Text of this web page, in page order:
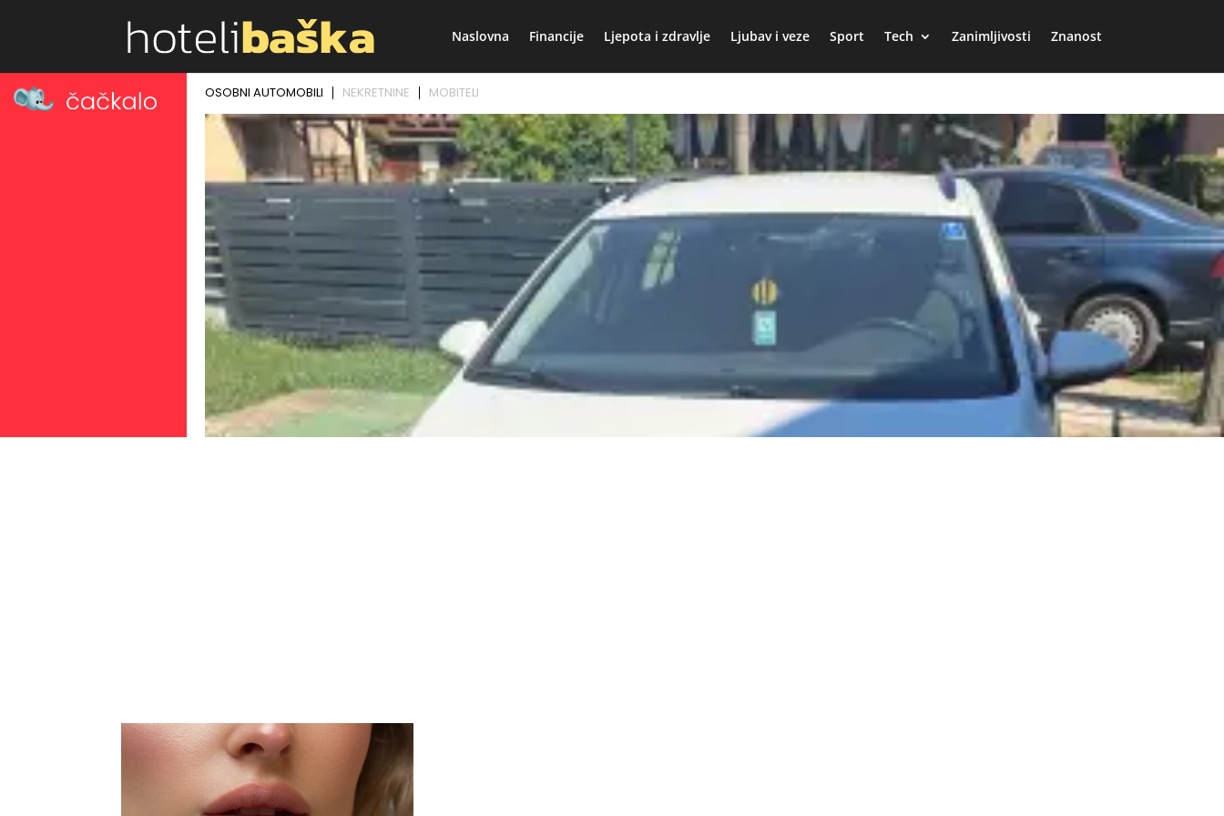
Naslovna Financije Ljepota i zdravlje Ljubav i veze Sport Tech Zanimljivosti Znanost